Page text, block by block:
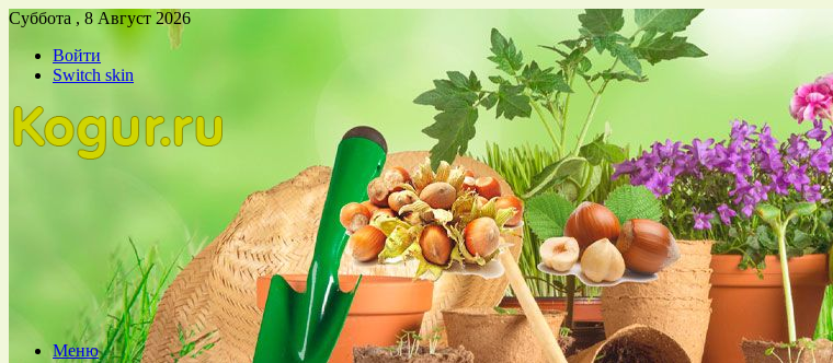
Суббота , 8 Август 2026
Войти
Switch skin
Меню